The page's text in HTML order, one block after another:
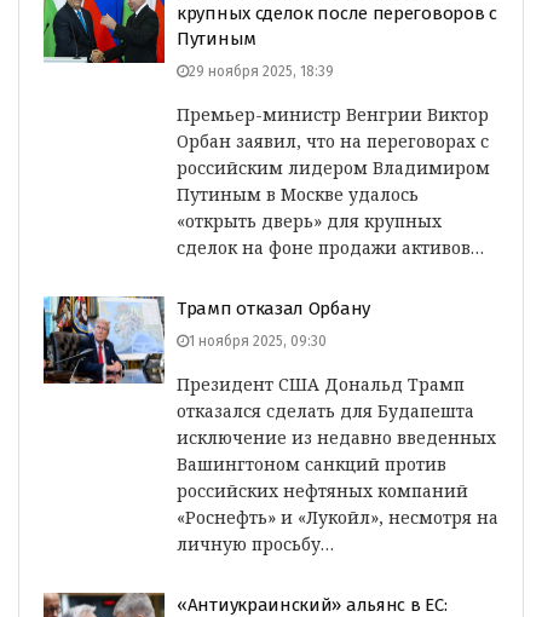
крупных сделок после переговоров с
Путиным
29 ноября 2025, 18:39
Премьер-министр Венгрии Виктор
Орбан заявил, что на переговорах с
российским лидером Владимиром
Путиным в Москве удалось
«открыть дверь» для крупных
сделок на фоне продажи активов…
Трамп отказал Орбану
1 ноября 2025, 09:30
Президент США Дональд Трамп
отказался сделать для Будапешта
исключение из недавно введенных
Вашингтоном санкций против
российских нефтяных компаний
«Роснефть» и «Лукойл», несмотря на
личную просьбу…
«Антиукраинский» альянс в ЕС: